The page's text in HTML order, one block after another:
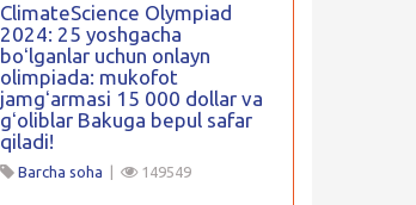
ClimateScience Olympiad
2024: 25 yoshgacha
boʻlganlar uchun onlayn
olimpiada: mukofot
jamgʻarmasi 15 000 dollar va
gʻoliblar Bakuga bepul safar
qiladi!
Barcha soha 149549